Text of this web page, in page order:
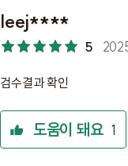
leej****
5
검수결과 확인
도움이 돼요 1